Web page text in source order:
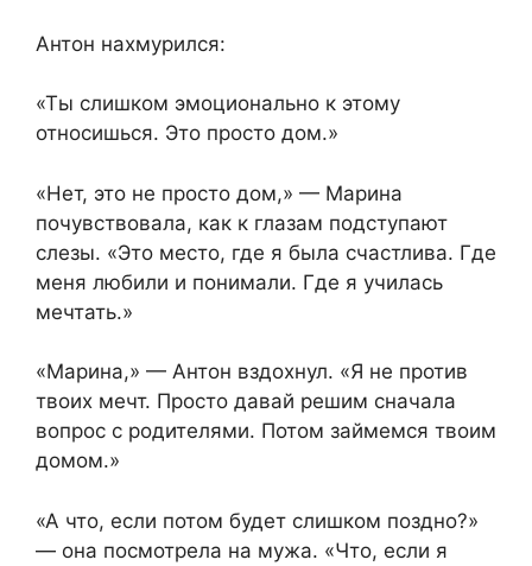
Антон нахмурился:
«Ты слишком эмоционально к этому
относишься. Это просто дом.»
«Нет, это не просто дом,» — Марина
почувствовала, как к глазам подступают
слезы. «Это место, где я была счастлива. Где
меня любили и понимали. Где я училась
мечтать.»
«Марина,» — Антон вздохнул. «Я не против
твоих мечт. Просто давай решим сначала
вопрос с родителями. Потом займемся твоим
домом.»
«А что, если потом будет слишком поздно?»
— она посмотрела на мужа. «Что, если я